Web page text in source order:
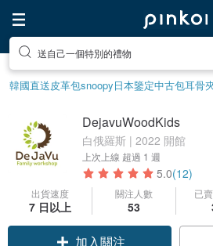
送自己一個特別的禮物
韓國直送皮革包snoopy日本鑒定中古包耳骨
DejavuWoodKids
白俄羅斯 | 2022 開館
上次上線 超過 1 週
5.0(12)
出貨速度
7 日以上
關注人數
53
已
加入關注